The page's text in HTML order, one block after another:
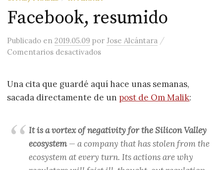
Facebook, resumido
Publicado en2019.05.09 porJose Alcántara /
Comentarios desactivadosen Facebook, resumido
Una cita que guardé aquí hace unas semanas,
sacada directamente de un post de Om Malik:
It is a vortex of negativity for the Silicon Valley
ecosystem— a company that has stolen from the
ecosystem at every turn. Its actions are why